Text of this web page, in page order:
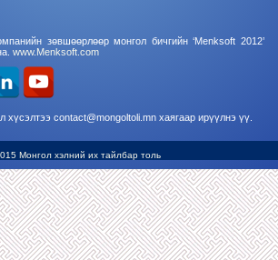
зөвшөөрлөөр монгол бичгийн ‘Menksoft 2012’
www.Menksoft.com
хүсэлтээ contact@mongoltoli.mn хаягаар ирүүлнэ үү.
Монгол хэлний их тайлбар толь